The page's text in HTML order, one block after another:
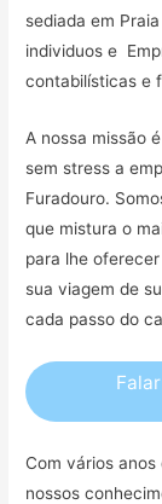
sediada em
individuos e
contabilísticas e
A nossa missão
sem stress a
Furadouro.
que mistura o
para lhe
sua viagem de
cada passo do
Com vários
nossos